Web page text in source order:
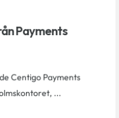
Payments
Centigo Payments
...